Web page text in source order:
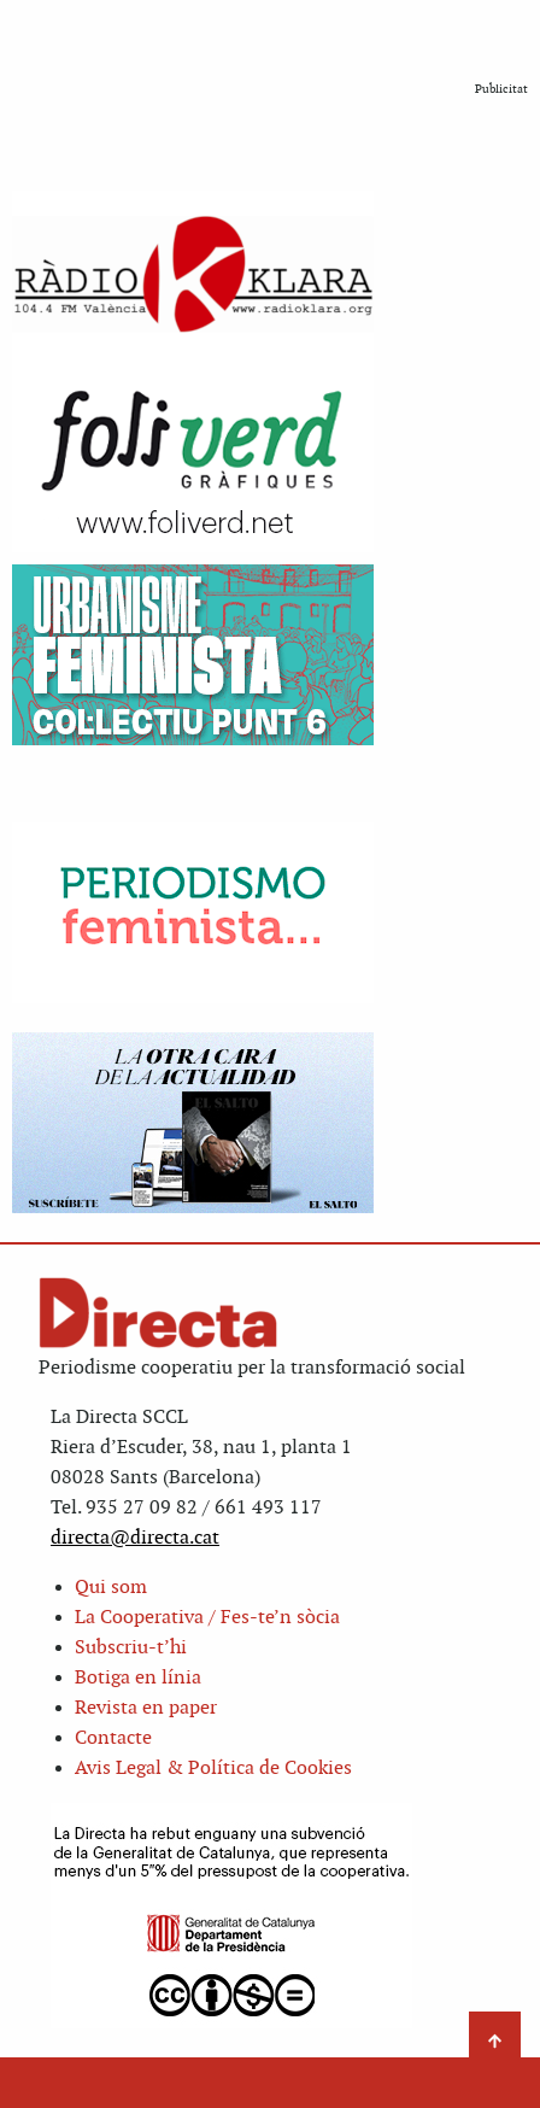
Publicitat
Periodisme cooperatiu per la transformació social
La Directa SCCL
Riera d’Escuder, 38, nau 1, planta 1
08028 Sants (Barcelona)
Tel. 935 27 09 82 / 661 493 117
directa@directa.cat
Qui som
La Cooperativa / Fes-te’n sòcia
Subscriu-t’hi
Botiga en línia
Revista en paper
Contacte
Avis Legal & Política de Cookies